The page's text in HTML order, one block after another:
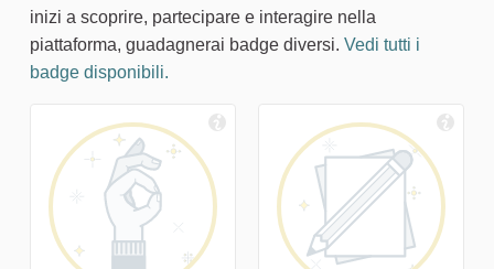
inizi a scoprire, partecipare e interagire nella
piattaforma, guadagnerai badge diversi. Vedi tutti i
badge disponibili.